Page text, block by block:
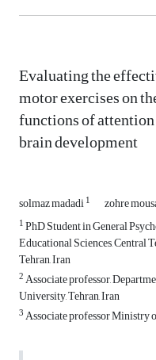
Evaluating the
motor exercises on
functions of
brain development
solmaz madadi1 zohre
1PhD Student in General
Educational Sciences, Central
Tehran, Iran
2Associate professor,
University, Tehran, Iran
3Associate professor Ministry